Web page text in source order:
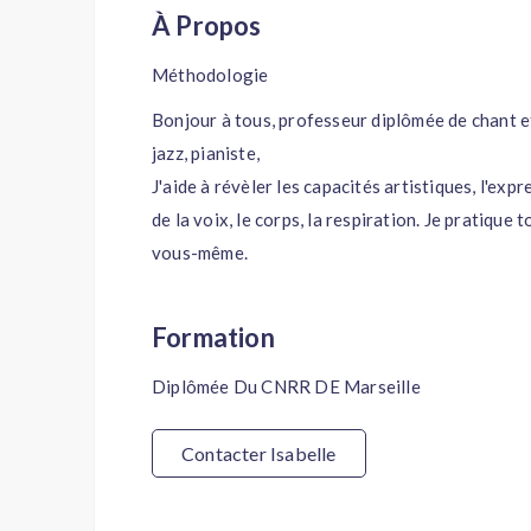
À Propos
Méthodologie
Bonjour à tous, professeur diplômée de chant
jazz, pianiste,
J'aide à révèler les capacités artistiques,
de la voix, le corps, la respiration. Je pratique
vous-même.
Formation
Diplômée Du CNRR DE Marseille
Contacter Isabelle